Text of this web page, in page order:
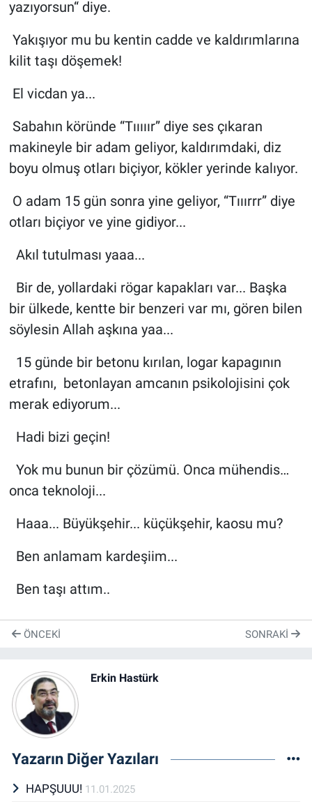
yazıyorsun“ diye.
Yakışıyor mu bu kentin cadde ve kaldırımlarına
kilit taşı döşemek!
El vicdan ya...
Sabahın köründe “Tııııır” diye ses çıkaran
makineyle bir adam geliyor, kaldırımdaki, diz
boyu olmuş otları biçiyor, kökler yerinde kalıyor.
O adam 15 gün sonra yine geliyor, “Tııırrr” diye
otları biçiyor ve yine gidiyor...
Akıl tutulması yaaa...
Bir de, yollardaki rögar kapakları var... Başka
bir ülkede, kentte bir benzeri var mı, gören bilen
söylesin Allah aşkına yaa...
15 günde bir betonu kırılan, logar kapagının
etrafını, betonlayan amcanın psikolojisini çok
merak ediyorum...
Hadi bizi geçin!
Yok mu bunun bir çözümü. Onca mühendis…
onca teknoloji...
Haaa... Büyükşehir... küçükşehir, kaosu mu?
Ben anlamam kardeşiim...
Ben taşı attım..
ÖNCEKI SONRAKI
Erkin Hastürk
Yazarın Diğer Yazıları
HAPŞUUU! 11.01.2025